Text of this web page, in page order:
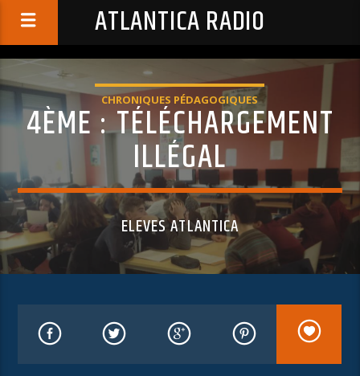
ATLANTICA RADIO
CHRONIQUES PÉDAGOGIQUES
4ÈME : TÉLÉCHARGEMENT
ILLÉGAL
ELEVES ATLANTICA